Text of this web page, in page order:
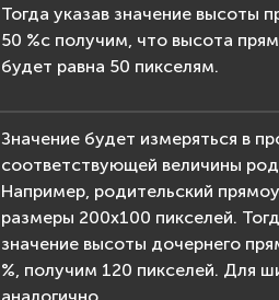
Тогда указав значение высоты
50 %c получим, что высота
будет равна 50 пикселям.
Значение будет измеряться в
соответствующей величины
Например, родительский
размеры 200х100 пикселей.
значение высоты дочернего
%, получим 120 пикселей. Для